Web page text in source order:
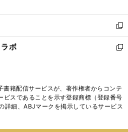
開
く
ウ
で
開
く
ン
ド
ウ
で
ウ
ィ
ン
ド
く
新
し
い
ド
ウ
で
ボ
新
ィ
ン
籍配信サービスが、著作権者からコンテ
ビスであることを示す登録商標（登録番号
細、ABJマークを掲示しているサービス